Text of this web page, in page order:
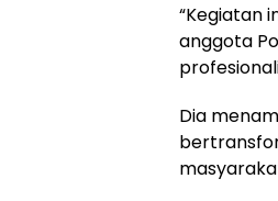
“Kegiatan
anggota
Dia